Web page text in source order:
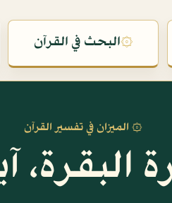
۞البحث في القرآن
۞ الميزان في تفسير القرآن
البقرة،